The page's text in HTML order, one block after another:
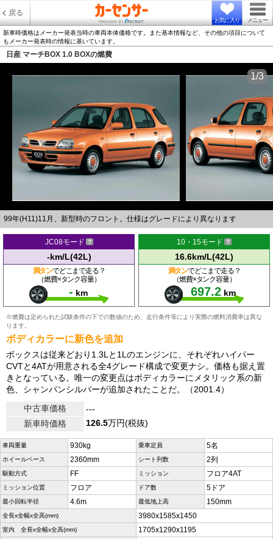
戻る
お気に入り メニュー
新車時価格はメーカー発表当時の車両本体価格です。また基本情報など、その他の項目について
もメーカー発表時の情報に基いています。
日産 マーチBOX 1.0 BOXの燃費
99年(H11)11月、新型時のフロント。仕様はグレードにより異なります
1/3
JC08モード
-km/L(42L)
満タンでどこまで走る？
（燃費×タンク容量）
- km
10・15モード
16.6km/L(42L)
満タンでどこまで走る？
（燃費×タンク容量）
697.2 km
※燃費は定められた試験条件の下での数値のため、走行条件等により実際の燃料消費率は異な
ります。
ボディカラーに新色を追加
ボックスは従来どおり1.3Lと1Lのエンジンに、それぞれハイパー
CVTと4ATが用意される全4グレード構成で変更ナシ。価格も据え置
きとなっている。唯一の変更点はボディカラーにメタリック系の新
色、シャンパンシルバーが追加されたことだ。（2001.4）
中古車価格
---
新車時価格
126.5万円(税抜)
車両重量 930kg 乗車定員 5名
ホイールベース 2360mm シート列数 2列
駆動方式 FF ミッション フロア4AT
ミッション位置 フロア ドア数 5ドア
最小回転半径 4.6m 最低地上高 150mm
全長x全幅x全高(mm) 3980x1585x1450
室内 全長x全幅x全高(mm) 1705x1290x1195